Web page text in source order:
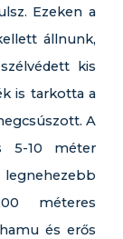
Ezeken a
állnunk,
kis
is tarkotta a
A
5-10 méter
méteres
és erős